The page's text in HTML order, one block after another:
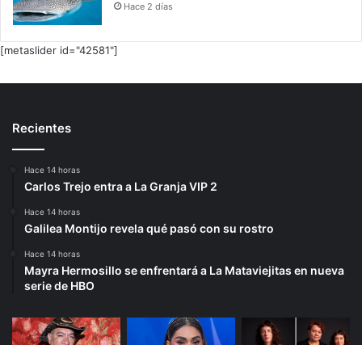
Hace 2 días
[metaslider id="42581"]
Recientes
Hace 14 horas
Carlos Trejo entra a La Granja VIP 2
Hace 14 horas
Galilea Montijo revela qué pasó con su rostro
Hace 14 horas
Mayra Hermosillo se enfrentará a La Mataviejitas en nueva
serie de HBO